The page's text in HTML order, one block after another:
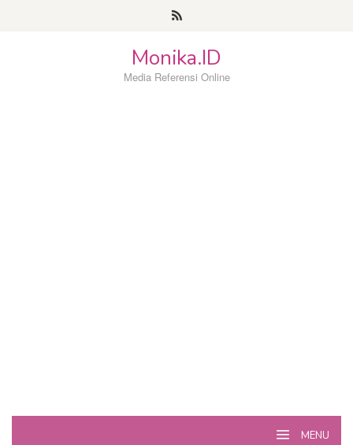
Monika.ID
Media Referensi Online
MENU